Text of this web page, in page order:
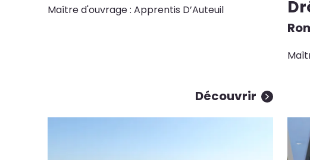
Maître d'ouvrage : Apprentis D’Auteuil
Découvrir